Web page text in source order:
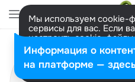
Мы используем cookie-
сервисы для вас. Если
настроить cookie-
представитель. Больше
Разрешить все
Информация о
на платформе —